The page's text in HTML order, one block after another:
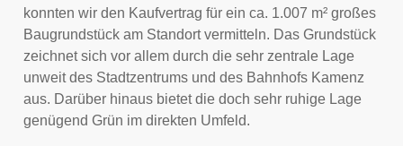
konnten wir den Kaufvertrag für ein ca. 1.007 m² großes
Baugrundstück am Standort vermitteln. Das Grundstück
zeichnet sich vor allem durch die sehr zentrale Lage
unweit des Stadtzentrums und des Bahnhofs Kamenz
aus. Darüber hinaus bietet die doch sehr ruhige Lage
genügend Grün im direkten Umfeld.